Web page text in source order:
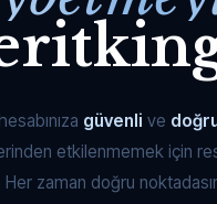
güvenli ve
etkilenmemek için
zaman doğru